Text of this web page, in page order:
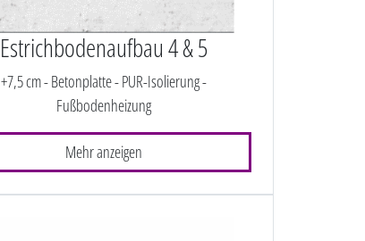
Estrichbodenaufbau 4 & 5
+7,5 cm - Betonplatte - PUR-Isolierung -
Fußbodenheizung
Mehr anzeigen